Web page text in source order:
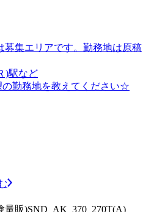
募集エリアです。勤務地は原稿
)駅など
勤務地を教えてください☆
販)SND_AK_370_270T(A)